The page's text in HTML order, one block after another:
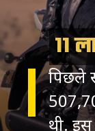
11
पिछले
थी. इस